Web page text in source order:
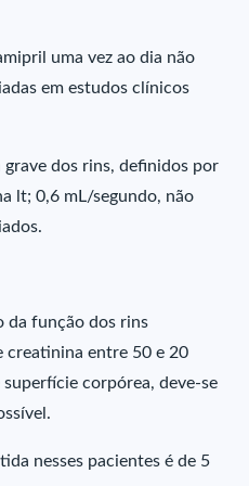
uma vez ao dia não
em estudos clínicos
dos rins, definidos por
lt; 0,6 mL/segundo, não
da função dos rins
creatinina entre 50 e 20
superfície corpórea, deve-se
nesses pacientes é de 5